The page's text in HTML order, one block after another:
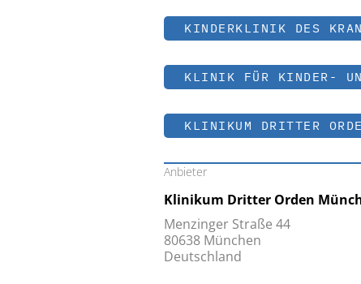
KINDERKLINIK DES
KLINIK FÜR KINDER-
KLINIKUM DRITTER
Anbieter
Klinikum Dritter Orden
Menzinger Straße 44
80638 München
Deutschland